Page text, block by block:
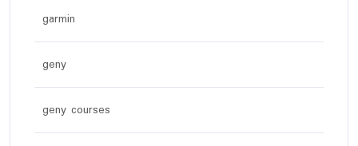
garmin
geny
geny courses